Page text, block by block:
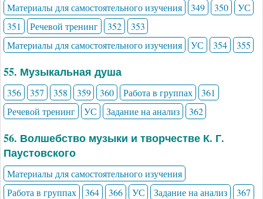
Материалы для самостоятельного изучения 349 350
УС
351
Речевой тренинг 352
353
Материалы для самостоятельного изучения
УС 354 355
55. Музыкальная душа
356 357 358 359 360 Работа в группах
361
Речевой тренинг
УС Задание на анализ 362
56. Волшебство музыки и творчестве К. Г.
Паустовского
Материалы для самостоятельного изучения
Работа в группах
364 366 УС Задание на анализ 367